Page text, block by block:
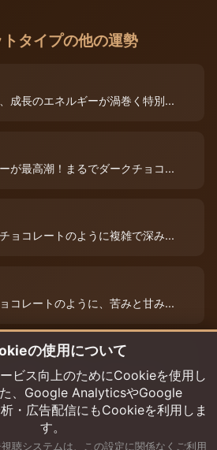
タイプの他の運勢
成長のエネルギーが渦巻く特別...
が最高潮！まるでダークチョコ...
ョコレートのように複雑で深み...
コレートのように、苦みと甘み...
が重なり、成長と可能性の扉が...
の使用について
ビス向上のためにCookieを使用し
、Google AnalyticsやGoogle
・広告配信にもCookieを利用しま
す。
聴システムは、この設定に関係なくご利用